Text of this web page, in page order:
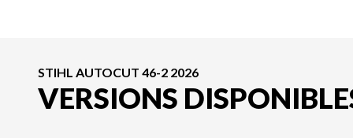
STIHL AUTOCUT 46-2 2026
VERSIONS